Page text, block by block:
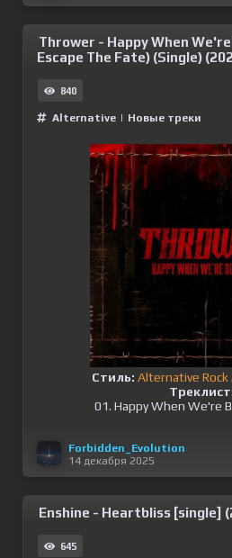
Thrower - Happy When
Escape The Fate) (Single)
840
Alternative | Новые треки
Стиль: Alternative
01. Happy When We're
Forbidden_Evolution
14 декабря 2025
Enshine - Heartbliss [single]
645